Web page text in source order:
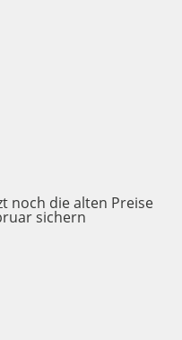
noch die alten Preise
sichern